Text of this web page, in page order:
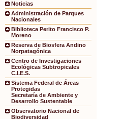
Noticias
Administración de Parques
Nacionales
Biblioteca Perito Francisco P.
Moreno
Reserva de Biosfera Andino
Norpatagónica
Centro de Investigaciones
Ecológicas Subtropicales
C.I.E.S.
Sistema Federal de Áreas
Protegidas
Secretaría de Ambiente y
Desarrollo Sustentable
Observatorio Nacional de
Biodiversidad